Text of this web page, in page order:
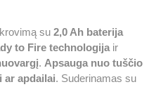
su 2,0 Ah baterija
to Fire technologija ir
. Apsauga nuo tuščio
ar apdailai. Suderinamas su